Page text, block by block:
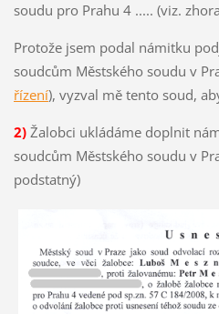
soudu pro Prahu 4 ..... (viz.
Protože jsem podal námitku
soudcům Městského soudu v
řízení), vyzval mě tento soud,
2)Žalobci ukládáme doplnit
soudcům Městského soudu v
podstatný)